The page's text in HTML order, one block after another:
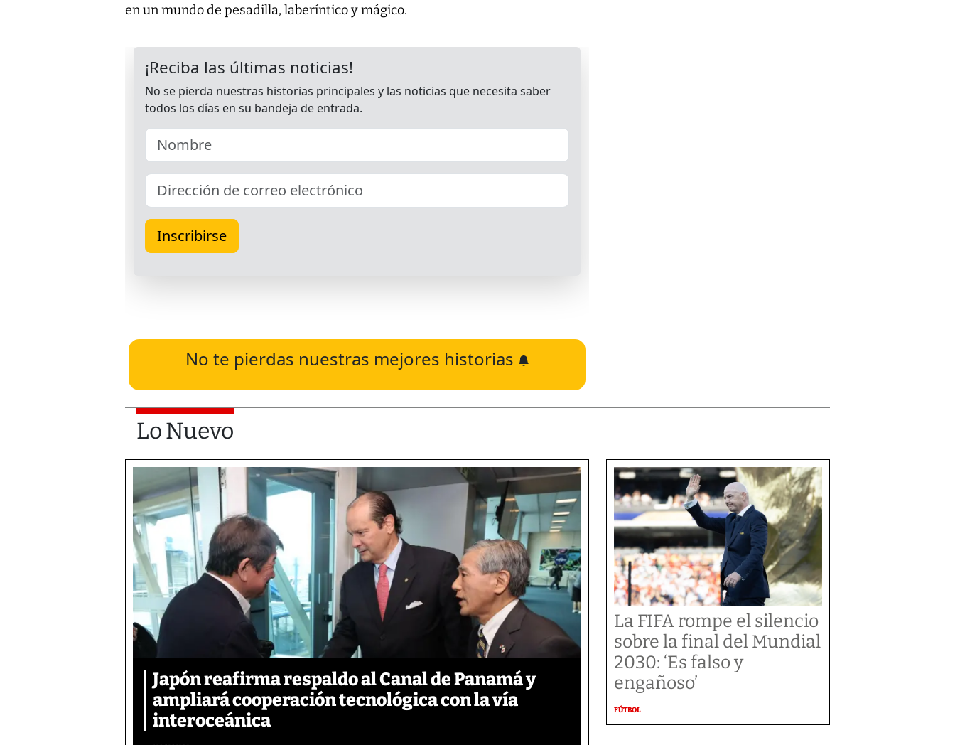
en un mundo de pesadilla, laberíntico y mágico.
No te pierdas nuestras mejores historias
Lo Nuevo
Japón reafirma respaldo al Canal de Panamá y
ampliará cooperación tecnológica con la vía
interoceánica
La FIFA rompe el silencio
sobre la final del Mundial
2030: ‘Es falso y
engañoso’
FÚTBOL